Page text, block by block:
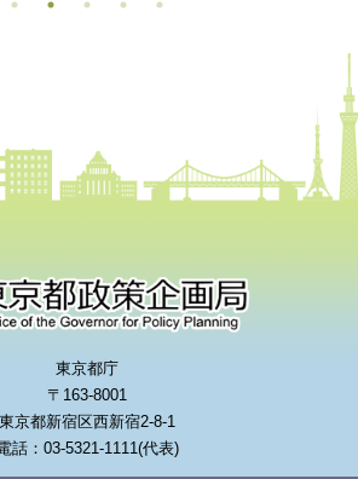
東京都庁
〒163-8001
東京都新宿区西新宿2-8-1
話：03-5321-1111(代表)